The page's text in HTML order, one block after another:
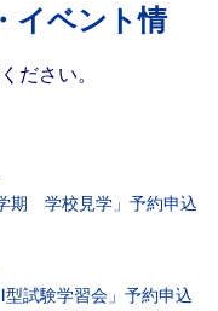
イベント情
ださい。
期 学校見学」予約申込
試験学習会」予約申込